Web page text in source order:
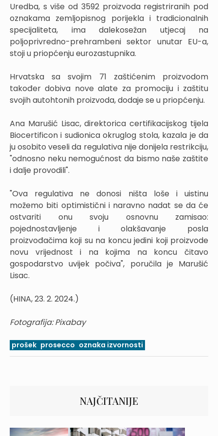
Uredba, s više od 3592 proizvoda registriranih pod
oznakama zemljopisnog porijekla i tradicionalnih
specijaliteta, ima dalekosežan utjecaj na
poljoprivredno-prehrambeni sektor unutar EU-a,
stoji u priopćenju eurozastupnika.
Hrvatska sa svojim 71 zaštićenim proizvodom
također dobiva nove alate za promociju i zaštitu
svojih autohtonih proizvoda, dodaje se u priopćenju.
Ana Marušić Lisac, direktorica certifikacijskog tijela
Biocertificon i sudionica okruglog stola, kazala je da
ju osobito veseli da regulativa nije donijela restrikciju,
"odnosno neku nemogućnost da bismo naše zaštite
i dalje provodili".
"Ova regulativa ne donosi ništa loše i uistinu
možemo biti optimistični i naravno nadat se da će
ostvariti onu svoju osnovnu zamisao:
pojednostavljenje i olakšavanje posla
proizvođačima koji su na koncu jedini koji proizvode
novu vrijednost i na kojima na koncu čitavo
gospodarstvo uvijek počiva", poručila je Marušić
Lisac.
(HINA, 23. 2. 2024.)
Fotografija: Pixabay
prošek prosecco oznaka izvornosti
NAJČITANIJE